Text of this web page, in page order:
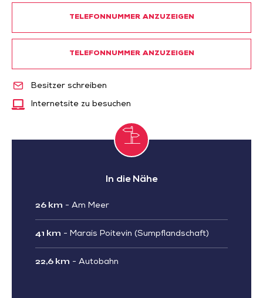
TELEFONNUMMER ANZUZEIGEN
TELEFONNUMMER ANZUZEIGEN
Besitzer schreiben
Internetsite zu besuchen
In die Nähe
26 km - Am Meer
41 km - Marais Poitevin (Sumpflandschaft)
22,6 km - Autobahn